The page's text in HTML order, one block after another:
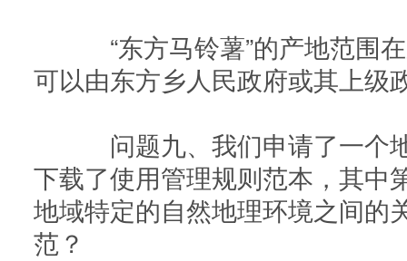
“东方马铃薯”的产地范围
可以由东方乡人民政府或其上级
问题九、我们申请了一个
下载了使用管理规则范本，其中
地域特定的自然地理环境之间的
范？